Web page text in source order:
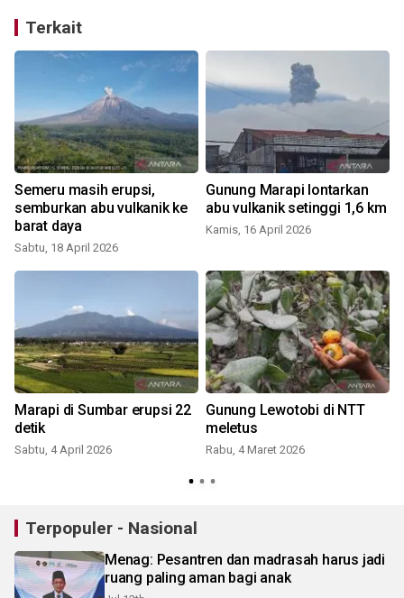
Terkait
Semeru masih erupsi,
semburkan abu vulkanik ke
barat daya
Sabtu, 18 April 2026
Gunung Marapi lontarkan
abu vulkanik setinggi 1,6 km
Kamis, 16 April 2026
Marapi di Sumbar erupsi 22
detik
Sabtu, 4 April 2026
Gunung Lewotobi di NTT
meletus
Rabu, 4 Maret 2026
Terpopuler - Nasional
Menag: Pesantren dan madrasah harus jadi
ruang paling aman bagi anak